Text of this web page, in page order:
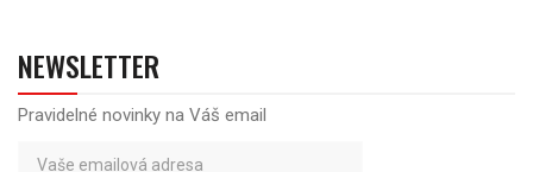
NEWSLETTER
Pravidelné novinky na Váš email